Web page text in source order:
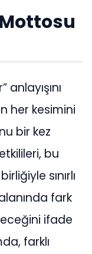
her kesimini
bir kez
bu
sınırlı
fark
ifade
farklı